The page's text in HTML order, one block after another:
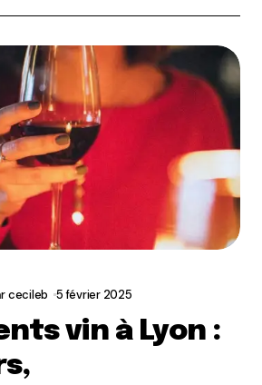
cecileb 5 février 2025
vin à Lyon :